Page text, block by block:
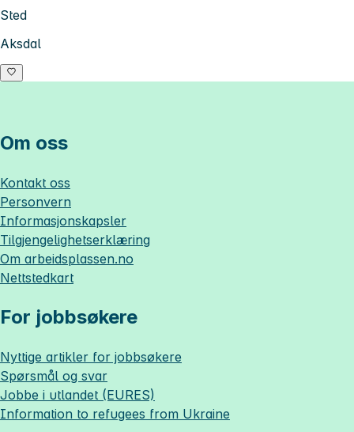
Sted
Aksdal
Om oss
Kontakt oss
Personvern
Informasjonskapsler
Tilgjengelighetserklæring
Om arbeidsplassen.no
Nettstedkart
For jobbsøkere
Nyttige artikler for jobbsøkere
Spørsmål og svar
Jobbe i utlandet (EURES)
Information to refugees from Ukraine